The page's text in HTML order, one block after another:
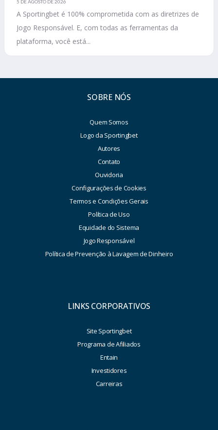
5 DE AGOSTO DE 2026
A Sportingbet é 100% comprometida com as diretrizes de
Jogo Responsável. E, com todas as ferramentas da
plataforma, você está...
SOBRE NÓS
Quem Somos
Logo da Sportingbet
Autores
Contato
Ouvidoria
Configurações de Cookies
Termos e Condições Gerais
Política de Uso
Equidade do Sistema
Jogo Responsável
Política de Prevenção à Lavagem de Dinheiro
LINKS CORPORATIVOS
Site Sportingbet
Programa de Afiliados
Entain
Investidores
Carreiras